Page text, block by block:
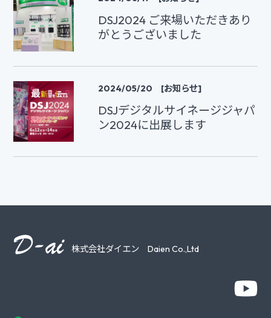
DSJ2024 ご来場いただきあり
がとうございました
2024/05/20 [お知らせ]
DSJデジタルサイネージジャパ
ン2024に出展します
株式会社ダイエン Daien Co.,Ltd